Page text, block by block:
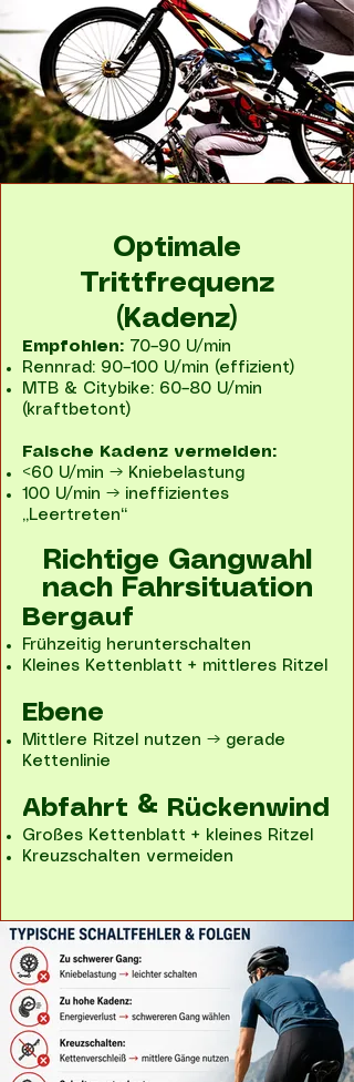
Optimale
Trittfrequenz
(Kadenz)
Empfohlen: 70–90 U/min
Rennrad: 90–100 U/min (effizient)
MTB & Citybike: 60–80 U/min
(kraftbetont)
Falsche Kadenz vermeiden:
<60 U/min → Kniebelastung
100 U/min → ineffizientes
„Leertreten“
Richtige Gangwahl
nach Fahrsituation
Bergauf
Frühzeitig herunterschalten
Kleines Kettenblatt + mittleres Ritzel
Ebene
Mittlere Ritzel nutzen → gerade
Kettenlinie
Abfahrt & Rückenwind
Großes Kettenblatt + kleines Ritzel
Kreuzschalten vermeiden